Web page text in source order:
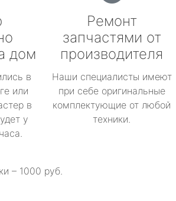
дом
в
или
в
у
Ремонт
запчастями от
производителя
Наши специалисты имеют
при себе оригинальные
комплектующие от любой
техники.
– 1000 руб.